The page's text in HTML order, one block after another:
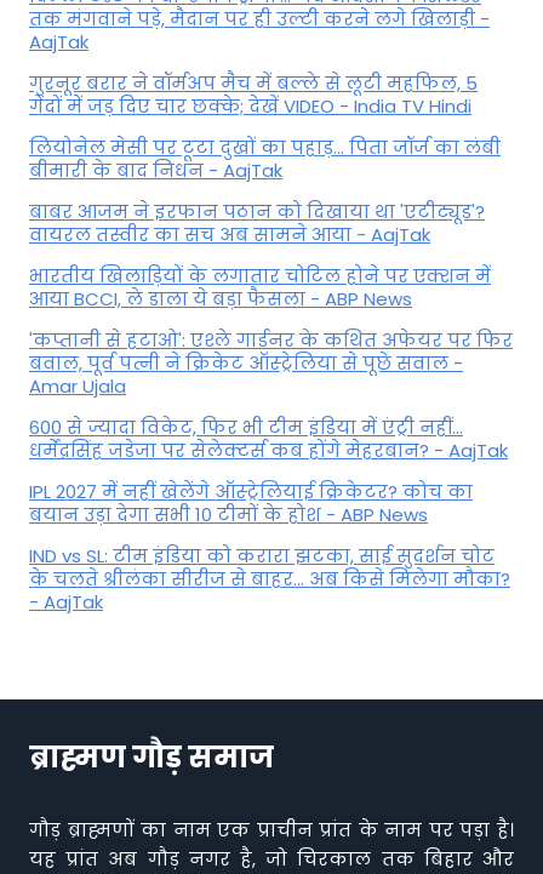
तक मंगवाने पड़े, मैदान पर ही उल्टी करने लगे खिलाड़ी -
AajTak
गुरनूर बरार ने वॉर्मअप मैच में बल्ले से लूटी महफिल, 5
गेंदों में जड़ दिए चार छक्के; देखें VIDEO - India TV Hindi
लियोनेल मेसी पर टूटा दुखों का पहाड़... पिता जॉर्ज का लंबी
बीमारी के बाद निधन - AajTak
बाबर आजम ने इरफान पठान को दिखाया था 'एटीट्यूड'?
वायरल तस्वीर का सच अब सामने आया - AajTak
भारतीय खिलाड़ियों के लगातार चोटिल होने पर एक्शन में
आया BCCI, ले डाला ये बड़ा फैसला - ABP News
'कप्तानी से हटाओ': एश्ले गार्डनर के कथित अफेयर पर फिर
बवाल, पूर्व पत्नी ने क्रिकेट ऑस्ट्रेलिया से पूछे सवाल -
Amar Ujala
600 से ज्यादा विकेट, फिर भी टीम इंडिया में एंट्री नहीं...
धर्मेंद्रसिंह जडेजा पर सेलेक्टर्स कब होंगे मेहरबान? - AajTak
IPL 2027 में नहीं खेलेंगे ऑस्ट्रेलियाई क्रिकेटर? कोच का
बयान उड़ा देगा सभी 10 टीमों के होश - ABP News
IND vs SL: टीम इंड‍िया को करारा झटका, साई सुदर्शन चोट
के चलते श्रीलंका सीरीज से बाहर... अब किसे म‍िलेगा मौका?
- AajTak
ब्राह्मण गौड़ समाज
गौड़ ब्राह्मणों का नाम एक प्राचीन प्रांत के नाम पर पड़ा है।
यह प्रांत अब गौड़ नगर है, जो चिरकाल तक बिहार और